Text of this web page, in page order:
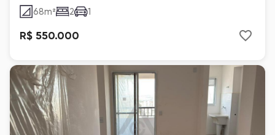
68m² 2 1
R$ 550.000